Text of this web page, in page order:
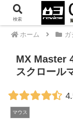
PR
ホーム ガ
MX Master
スクロール
マウス
検索